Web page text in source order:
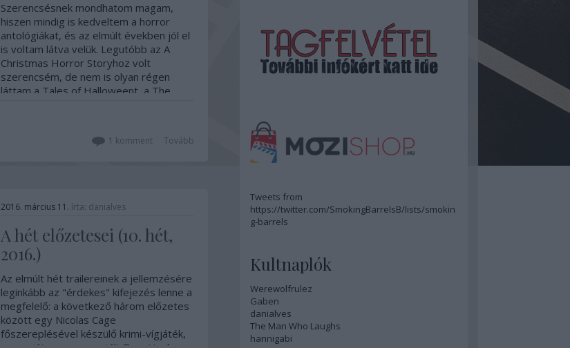
Szerencsésnek mondhatom magam,
hiszen mindig is kedveltem a horror
antológiákat, és az elmúlt években jól el
is voltam látva velük. Legutóbb az A
Christmas Horror Storyhoz volt
szerencsém, de nem is olyan régen
láttam a Tales of Halloweent, a The
Tovább
1 komment
2016. március 11. írta: danialves
A hét előzetesei (10. hét,
2016.)
Az elmúlt hét trailereinek a jellemzésére
leginkább az "érdekes" kifejezés lenne a
megfelelő: a következő három előzetes
között egy Nicolas Cage
főszereplésével készülő krimi-vígjáték,
Tweets from
https://twitter.com/SmokingBarrelsB/lists/smokin
g-barrels
Kultnaplók
Werewolfrulez
Gaben
danialves
The Man Who Laughs
hannigabi